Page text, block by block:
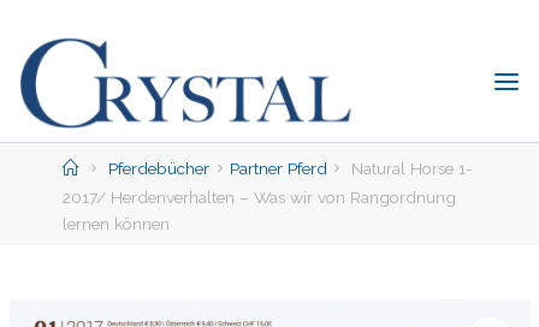
content
Crystal
Verlag
ONLINE-
HomePferdebücher Partner Pferd
Natural Horse 1-
2017/ Herdenverhalten – Was wir von Rangordnung
lernen können